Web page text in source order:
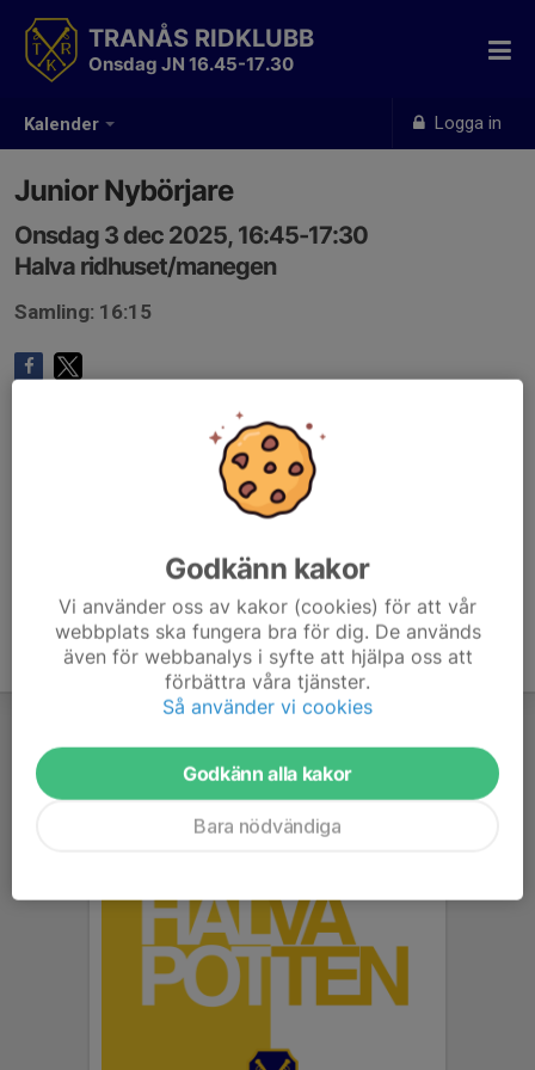
Kalender Logga in
TRANÅS RIDKLUBB
Onsdag JN 16.45-17.30
Junior Nybörjare
Onsdag 3 dec 2025, 16:45-17:30
Halva ridhuset/manegen
Samling: 16:15
Godkänn kakor
Vi använder oss av kakor (cookies) för att vår
webbplats ska fungera bra för dig. De används
även för webbanalys i syfte att hjälpa oss att
förbättra våra tjänster.
Så använder vi cookies
Godkänn alla kakor
Bara nödvändiga